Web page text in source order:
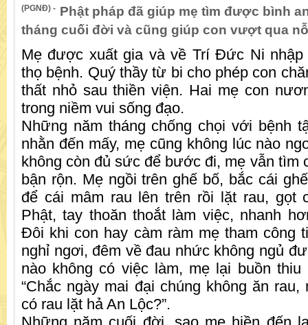
(PGNĐ) - Phật pháp đã giúp mẹ tìm được bình
tháng cuối đời và cũng giúp con vượt qua
Mẹ được xuất gia và về Trí Đức Ni nhập
thọ bệnh. Quý thầy từ bi cho phép con
thất nhỏ sau thiền viện. Hai mẹ con
trong niềm vui sống đạo.
Những năm tháng chống chọi với bệnh
nhằn đến mấy, mẹ cũng không lúc nào
không còn đủ sức để bước đi, mẹ vẫn tìm
bận rộn. Mẹ ngồi trên ghế bố, bắc cái
để cái mâm rau lên trên rồi lặt rau, gọt
Phật, tay thoăn thoắt làm việc, nhanh
Đôi khi con hay càm ràm mẹ tham công
nghỉ ngơi, đêm về đau nhức không ngủ
nào không có việc làm, mẹ lại buồn thiu
“Chắc ngày mai đại chúng không ăn rau,
có rau lặt hả An Lộc?”.